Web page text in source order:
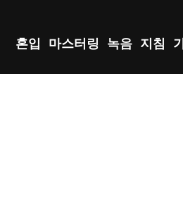
혼입 마스터링 녹음 지침